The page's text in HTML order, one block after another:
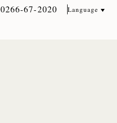
0266-67-2020 Language